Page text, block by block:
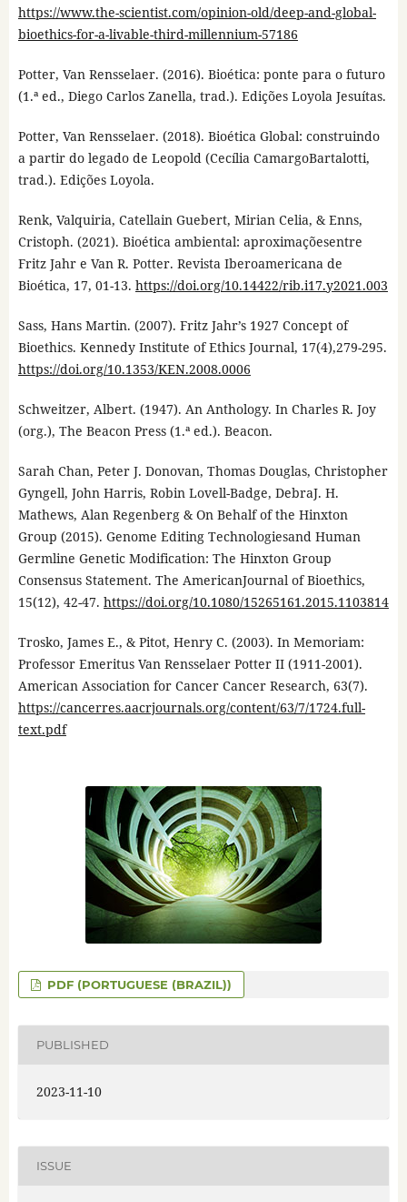
https://www.the-scientist.com/opinion-old/deep-and-global-
bioethics-for-a-livable-third-millennium-57186
Potter, Van Rensselaer. (2016). Bioética: ponte para o futuro
(1.ª ed., Diego Carlos Zanella, trad.). Edições Loyola Jesuítas.
Potter, Van Rensselaer. (2018). Bioética Global: construindo
a partir do legado de Leopold (Cecília CamargoBartalotti,
trad.). Edições Loyola.
Renk, Valquiria, Catellain Guebert, Mirian Celia, & Enns,
Cristoph. (2021). Bioética ambiental: aproximaçõesentre
Fritz Jahr e Van R. Potter. Revista Iberoamericana de
Bioética, 17, 01-13. https://doi.org/10.14422/rib.i17.y2021.003
Sass, Hans Martin. (2007). Fritz Jahr’s 1927 Concept of
Bioethics. Kennedy Institute of Ethics Journal, 17(4),279-295.
https://doi.org/10.1353/KEN.2008.0006
Schweitzer, Albert. (1947). An Anthology. In Charles R. Joy
(org.), The Beacon Press (1.ª ed.). Beacon.
Sarah Chan, Peter J. Donovan, Thomas Douglas, Christopher
Gyngell, John Harris, Robin Lovell-Badge, DebraJ. H.
Mathews, Alan Regenberg & On Behalf of the Hinxton
Group (2015). Genome Editing Technologiesand Human
Germline Genetic Modification: The Hinxton Group
Consensus Statement. The AmericanJournal of Bioethics,
15(12), 42-47. https://doi.org/10.1080/15265161.2015.1103814
Trosko, James E., & Pitot, Henry C. (2003). In Memoriam:
Professor Emeritus Van Rensselaer Potter II (1911-2001).
American Association for Cancer Cancer Research, 63(7).
https://cancerres.aacrjournals.org/content/63/7/1724.full-
text.pdf
PDF (PORTUGUESE (BRAZIL))
PUBLISHED
2023-11-10
ISSUE